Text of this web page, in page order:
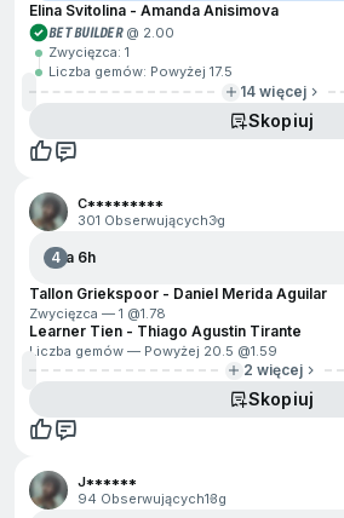
Elina Svitolina - Amanda Anisimova
BET BUILDER@ 2.00
Zwycięzca: 1
Liczba gemów: Powyżej 17.5
14 więcej
Skopiuj
C*********
301 Obserwujących3g
4Za 6h
Tallon Griekspoor - Daniel Merida Aguilar
Zwycięzca — 1 @1.78
Learner Tien - Thiago Agustin Tirante
Liczba gemów — Powyżej 20.5 @1.59
2 więcej
Skopiuj
J******
94 Obserwujących13g